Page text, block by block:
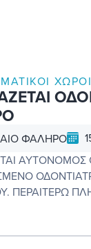
ΧΏΡΟΙ
ΦΑΛΗΡΟ
ΠΕΡΑΙΤΕΡΩ